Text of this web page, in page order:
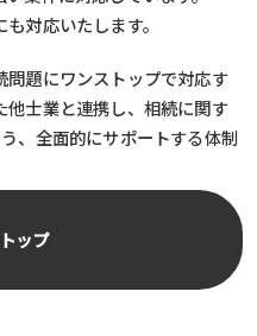
対応いたします。
問題にワンストップで対応す
士業と連携し、相続に関す
、全面的にサポートする体制
ップ